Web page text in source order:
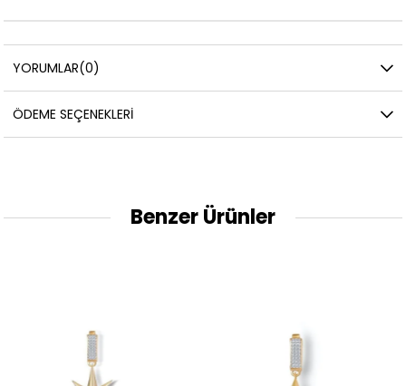
YORUMLAR(0)
ÖDEME SEÇENEKLERI
Benzer Ürünler